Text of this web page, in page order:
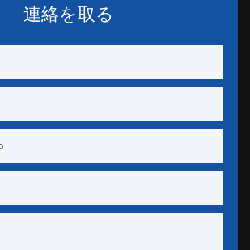
連絡を取る